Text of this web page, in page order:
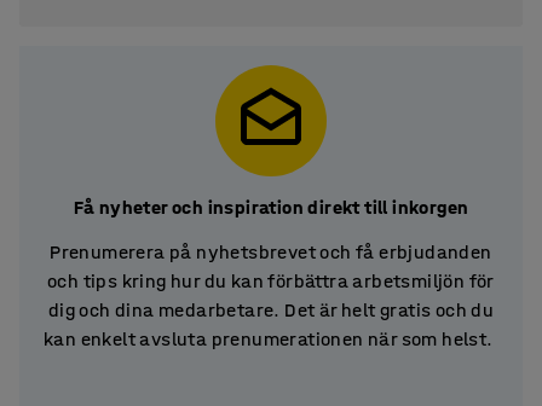
Få nyheter och inspiration direkt till inkorgen
Prenumerera på nyhetsbrevet och få erbjudanden
och tips kring hur du kan förbättra arbetsmiljön för
dig och dina medarbetare. Det är helt gratis och du
kan enkelt avsluta prenumerationen när som helst.